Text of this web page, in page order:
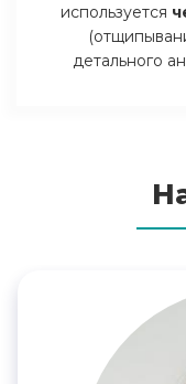
используется
детального